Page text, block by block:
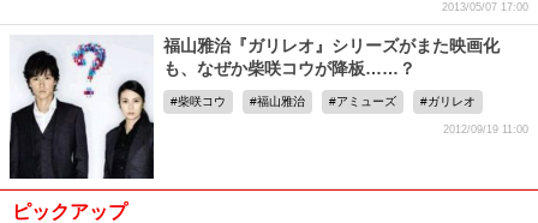
2013/05/07 17:00
福山雅治『ガリレオ』シリーズがまた映画化
も、なぜか柴咲コウが降板……？
柴咲コウ 福山雅治 アミューズ ガリレオ
2012/09/19 11:00
ピックアップ